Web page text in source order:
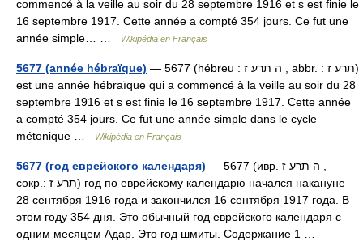
commencé à la veille au soir du 28 septembre 1916 et s est finie le
16 septembre 1917. Cette année a compté 354 jours. Ce fut une
année simple… …
Wikipédia en Français
5677 (année hébraïque) — 5677 (hébreu : ה תרע ז , abbr. : תרע ז)
est une année hébraïque qui a commencé à la veille au soir du 28
septembre 1916 et s est finie le 16 septembre 1917. Cette année
a compté 354 jours. Ce fut une année simple dans le cycle
métonique …
Wikipédia en Français
5677 (год еврейского календаря) — 5677 (ивр. ה תרע ז ,
сокр.: תרע ז‎) год по еврейскому календарю начался накануне
28 сентября 1916 года и закончился 16 сентября 1917 года. В
этом году 354 дня. Это обычный год еврейского календаря с
одним месяцем Адар. Это год шмиты. Содержание 1 …